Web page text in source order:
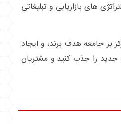
های بازاریابی و تبلیغاتی
بر جامعه هدف برند، و ایجاد
را جذب کنید و مشتریان